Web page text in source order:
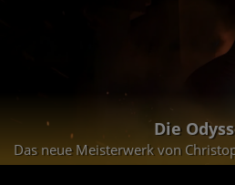
Die
Das neue Meisterwerk von